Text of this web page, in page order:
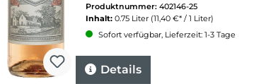
Produktnummer: 402146-25
Inhalt: 0.75 Liter (11,40 €* / 1 Liter)
Sofort verfügbar, Lieferzeit: 1-3 Tage
Details